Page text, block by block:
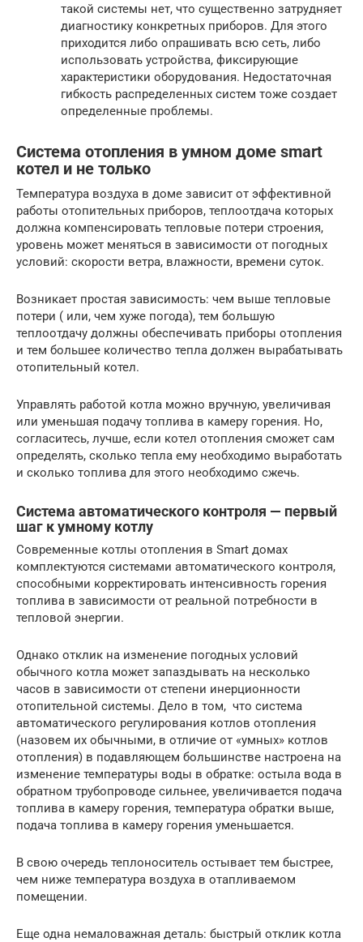
такой системы нет, что существенно затрудняет
диагностику конкретных приборов. Для этого
приходится либо опрашивать всю сеть, либо
использовать устройства, фиксирующие
характеристики оборудования. Недостаточная
гибкость распределенных систем тоже создает
определенные проблемы.
Система отопления в умном доме smart
котел и не только
Температура воздуха в доме зависит от эффективной
работы отопительных приборов, теплоотдача которых
должна компенсировать тепловые потери строения,
уровень может меняться в зависимости от погодных
условий: скорости ветра, влажности, времени суток.
Возникает простая зависимость: чем выше тепловые
потери ( или, чем хуже погода), тем большую
теплоотдачу должны обеспечивать приборы отопления
и тем большее количество тепла должен вырабатывать
отопительный котел.
Управлять работой котла можно вручную, увеличивая
или уменьшая подачу топлива в камеру горения. Но,
согласитесь, лучше, если котел отопления сможет сам
определять, сколько тепла ему необходимо выработать
и сколько топлива для этого необходимо сжечь.
Система автоматического контроля — первый
шаг к умному котлу
Современные котлы отопления в Smart домах
комплектуются системами автоматического контроля,
способными корректировать интенсивность горения
топлива в зависимости от реальной потребности в
тепловой энергии.
Однако отклик на изменение погодных условий
обычного котла может запаздывать на несколько
часов в зависимости от степени инерционности
отопительной системы. Дело в том, что система
автоматического регулирования котлов отопления
(назовем их обычными, в отличие от «умных» котлов
отопления) в подавляющем большинстве настроена на
изменение температуры воды в обратке: остыла вода в
обратном трубопроводе сильнее, увеличивается подача
топлива в камеру горения, температура обратки выше,
подача топлива в камеру горения уменьшается.
В свою очередь теплоноситель остывает тем быстрее,
чем ниже температура воздуха в отапливаемом
помещении.
Еще одна немаловажная деталь: быстрый отклик котла